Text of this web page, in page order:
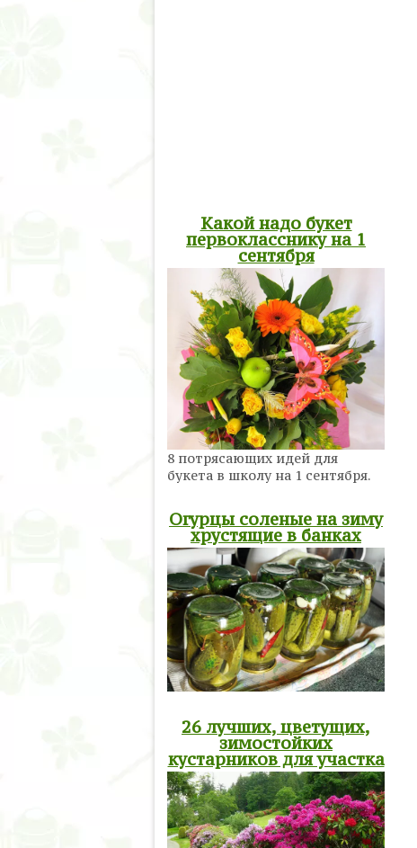
Какой надо букет
первокласснику на 1
сентября
8 потрясающих идей для
букета в школу на 1 сентября.
Огурцы соленые на зиму
хрустящие в банках
26 лучших, цветущих,
зимостойких
кустарников для участка